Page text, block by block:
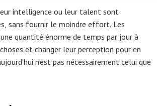
leur intelligence ou leur talent sont
sans fournir le moindre effort. Les
quantité énorme de temps par jour à
et changer leur perception pour en
n’est pas nécessairement celui que